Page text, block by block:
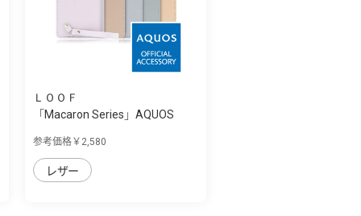
ＬＯＯＦ
「Macaron Series」AQUOS
参考価格￥2,580
レザー